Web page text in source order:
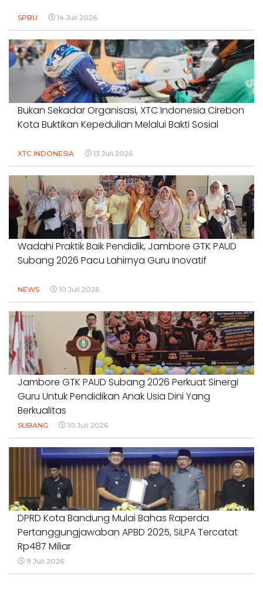
SPBU 14 Juli 2026
Bukan Sekadar Organisasi, XTC Indonesia Cirebon
Kota Buktikan Kepedulian Melalui Bakti Sosial
XTC INDONESIA 13 Juli 2026
Wadahi Praktik Baik Pendidik, Jambore GTK PAUD
Subang 2026 Pacu Lahirnya Guru Inovatif
NEWS 10 Juli 2026
Jambore GTK PAUD Subang 2026 Perkuat Sinergi
Guru Untuk Pendidikan Anak Usia Dini Yang
Berkualitas
SUBANG 10 Juli 2026
DPRD Kota Bandung Mulai Bahas Raperda
Pertanggungjawaban APBD 2025, SiLPA Tercatat
Rp487 Miliar
9 Juli 2026